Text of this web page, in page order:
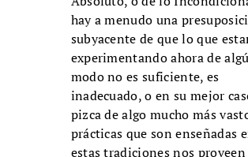
hay a menudo una
subyacente de que lo que
experimentando ahora de
modo no es suficiente, es
inadecuado, o en su mejor
pizca de algo mucho más
prácticas que son enseñadas
estas tradiciones nos proveen